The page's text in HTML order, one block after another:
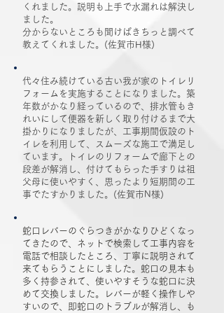
くれました。説明も上手で水漏れは解決し
ました。
分からないところも聞けばきちっと調べて
教えてくれました。(佐賀市H様)
代々住み続けている古い我が家のトイレリ
フォームを実施することになりました。築
年数がかなり経っているので、排水管もき
れいにして便器を新しく取り付けるまで大
掛かりになりましたが、工事期間仮設のト
イレを利用して、スムーズな施工で満足し
ています。トイレのリフォームで廊下との
段差が解消し、付けてもらった手すりは祖
父母に使いやすく、思ったより短期間の工
事でたすかりました。(佐賀市N様)
蛇口レバーのぐらつきがかなりひどくなっ
てきたので、ネットで検索して工事内容を
電話で相談したところ、丁寧に説明されて
来てもらうことにしました。蛇口の見本も
多く持参されて、使いやすそうな蛇口に決
めて交換しました。レバーが軽く操作しや
すいので、即蛇口のトラブルが解消し、も